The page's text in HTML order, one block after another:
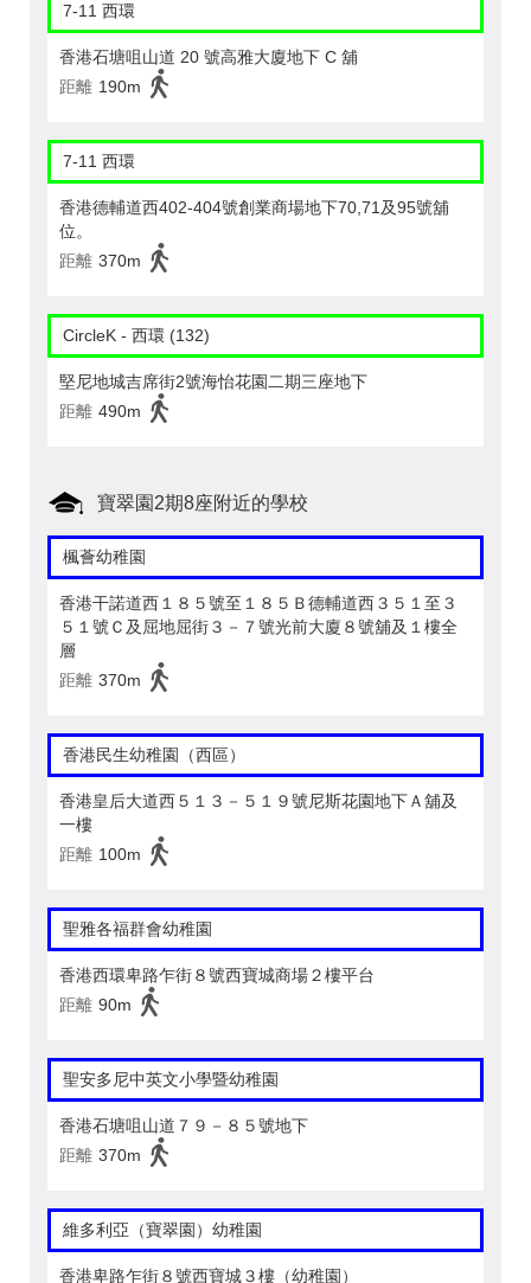
7-11 西環
香港石塘咀山道 20 號高雅大廈地下 C 舖
距離 190m
7-11 西環
香港德輔道西402-404號創業商場地下70,71及95號舖
位。
距離 370m
CircleK - 西環 (132)
堅尼地城吉席街2號海怡花園二期三座地下
距離 490m
寶翠園2期8座附近的學校
楓薈幼稚園
香港干諾道西１８５號至１８５Ｂ德輔道西３５１至３
５１號Ｃ及屈地屈街３－７號光前大廈８號舖及１樓全
層
距離 370m
香港民生幼稚園（西區）
香港皇后大道西５１３－５１９號尼斯花園地下Ａ舖及
一樓
距離 100m
聖雅各福群會幼稚園
香港西環卑路乍街８號西寶城商場２樓平台
距離 90m
聖安多尼中英文小學暨幼稚園
香港石塘咀山道７９－８５號地下
距離 370m
維多利亞（寶翠園）幼稚園
香港卑路乍街８號西寶城３樓（幼稚園）